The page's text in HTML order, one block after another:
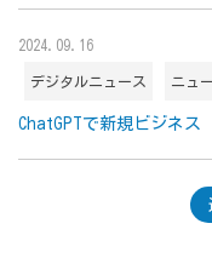
2024.09.16
デジタルニュース ニュ
ChatGPTで新規ビジネス